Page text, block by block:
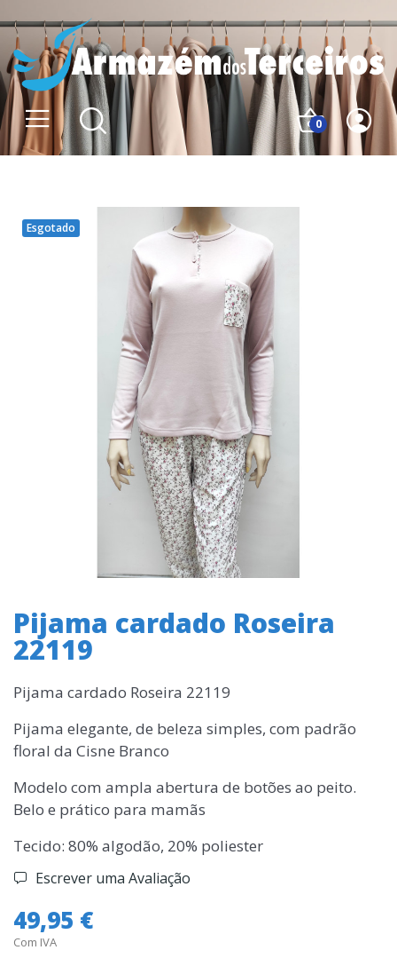
0
Esgotado
Pijama cardado Roseira
22119
Pijama cardado Roseira 22119
Pijama elegante, de beleza simples, com padrão
floral da Cisne Branco
Modelo com ampla abertura de botões ao peito.
Belo e prático para mamãs
Tecido: 80% algodão, 20% poliester
Escrever uma Avaliação
49,95 €
Com IVA